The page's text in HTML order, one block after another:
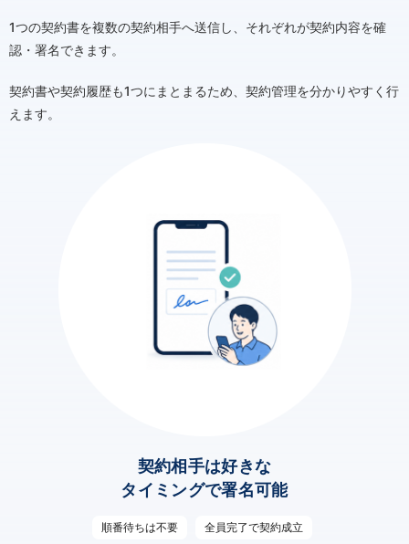
1つの契約書を複数の契約相手へ送信し、それぞれが契約内容を確
認・署名できます。
契約書や契約履歴も1つにまとまるため、契約管理を分かりやすく行
えます。
契約相手は好きな
タイミングで署名可能
順番待ちは不要 全員完了で契約成立